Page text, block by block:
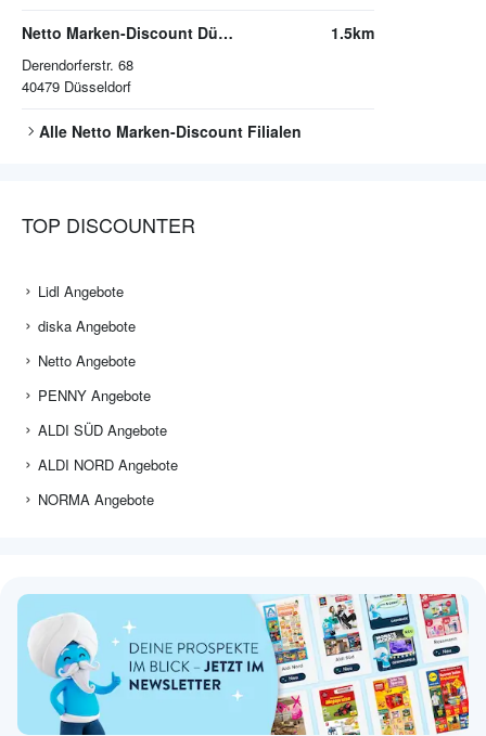
Netto Marken-Discount Düsseldorf
Derendorferstr. 68
40479 Düsseldorf
1.5km
Alle Netto Marken-Discount Filialen
TOP DISCOUNTER
Lidl Angebote
diska Angebote
Netto Angebote
PENNY Angebote
ALDI SÜD Angebote
ALDI NORD Angebote
NORMA Angebote